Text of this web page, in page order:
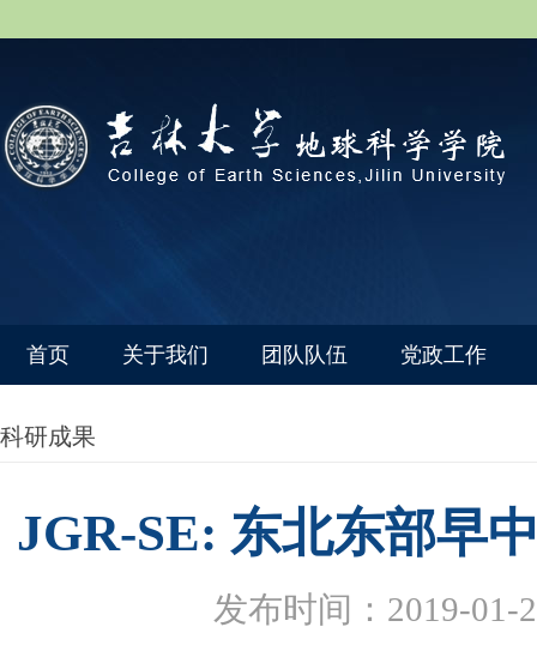
首页 关于我们 团队队伍 党政工作
科研成果
JGR-SE: 东北东部早
发布时间：2019-01-